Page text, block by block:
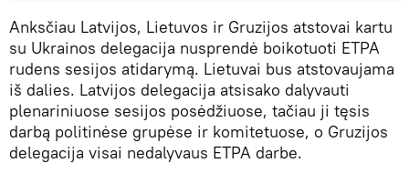
Anksčiau Latvijos, Lietuvos ir Gruzijos atstovai kartu
su Ukrainos delegacija nusprendė boikotuoti ETPA
rudens sesijos atidarymą. Lietuvai bus atstovaujama
iš dalies. Latvijos delegacija atsisako dalyvauti
plenariniuose sesijos posėdžiuose, tačiau ji tęsis
darbą politinėse grupėse ir komitetuose, o Gruzijos
delegacija visai nedalyvaus ETPA darbe.